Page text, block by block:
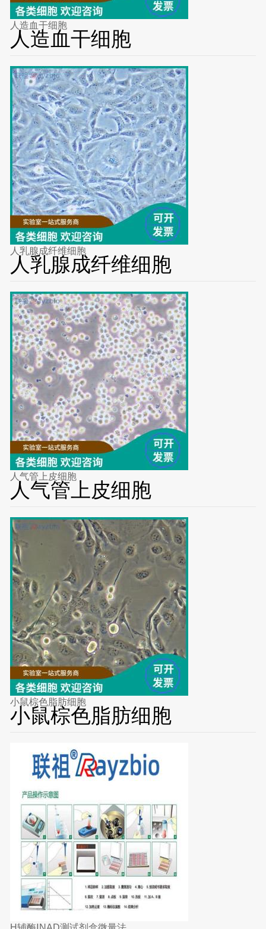
人造血干细胞
人造血干细胞
人乳腺成纤维细胞
人乳腺成纤维细胞
人气管上皮细胞
人气管上皮细胞
小鼠棕色脂肪细胞
小鼠棕色脂肪细胞